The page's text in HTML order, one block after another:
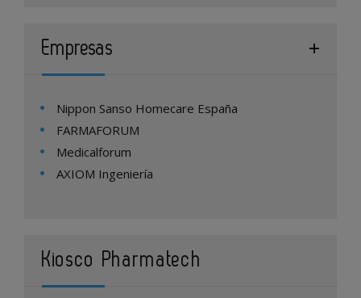
Empresas
Nippon Sanso Homecare España
FARMAFORUM
Medicalforum
AXIOM Ingeniería
Kiosco Pharmatech